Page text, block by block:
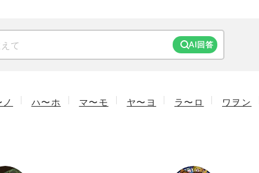
AI回答
ハ〜ホ マ〜モ ヤ〜ヨ ラ〜ロ ワヲン